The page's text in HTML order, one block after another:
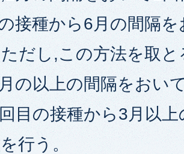
接種から6月の間隔
だし,この方法を取
の以上の間隔をおい
目の接種から3月以
行う。